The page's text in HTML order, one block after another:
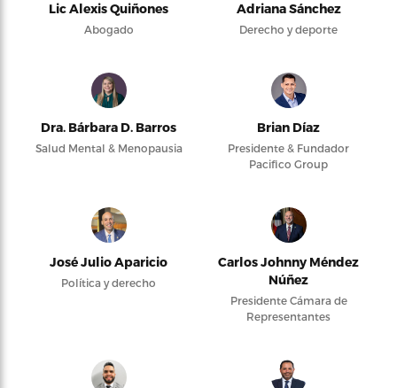
Lic Alexis Quiñones
Abogado
Adriana Sánchez
Derecho y deporte
Dra. Bárbara D. Barros
Salud Mental & Menopausia
Brian Díaz
Presidente & Fundador
Pacifico Group
José Julio Aparicio
Política y derecho
Carlos Johnny Méndez
Núñez
Presidente Cámara de
Representantes